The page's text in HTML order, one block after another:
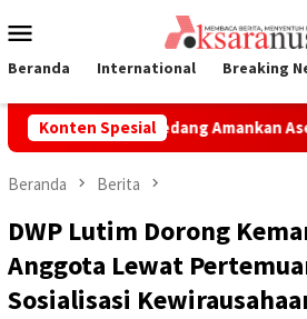
ke
Mobile
Beranda International Breaking
Konten Spesial
Sedang Amankan Aset Daerah
Beranda Berita
DWP Lutim Dorong
Anggota Lewat
Sosialisasi